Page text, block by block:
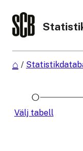
/
Välj tabell